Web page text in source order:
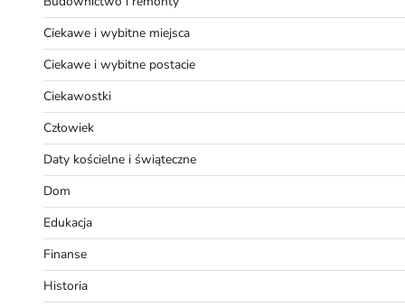
Ciekawe i wybitne miejsca
Ciekawe i wybitne postacie
Ciekawostki
Człowiek
Daty kościelne i świąteczne
Dom
Edukacja
Finanse
Historia